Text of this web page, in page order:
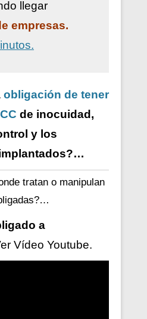
llegar
empresas.
obligación de tener
de inocuidad,
y los
tratan o manipulan
a
Vídeo Youtube.